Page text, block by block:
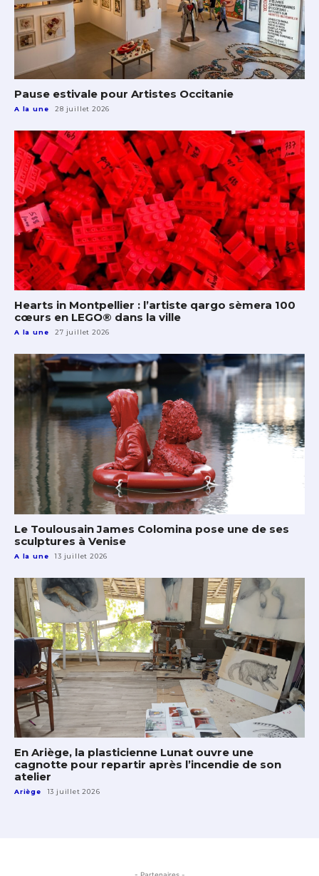
Pause estivale pour Artistes Occitanie
A la une 28 juillet 2026
Hearts in Montpellier : l’artiste qargo sèmera 100
cœurs en LEGO® dans la ville
A la une 27 juillet 2026
Le Toulousain James Colomina pose une de ses
sculptures à Venise
A la une 13 juillet 2026
En Ariège, la plasticienne Lunat ouvre une
cagnotte pour repartir après l’incendie de son
atelier
Ariège 13 juillet 2026